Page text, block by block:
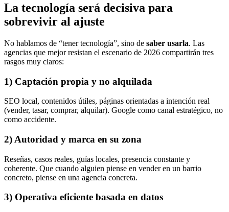
La tecnología será decisiva para
sobrevivir al ajuste
No hablamos de “tener tecnología”, sino de saber usarla. Las
agencias que mejor resistan el escenario de 2026 compartirán tres
rasgos muy claros:
1) Captación propia y no alquilada
SEO local, contenidos útiles, páginas orientadas a intención real
(vender, tasar, comprar, alquilar). Google como canal estratégico, no
como accidente.
2) Autoridad y marca en su zona
Reseñas, casos reales, guías locales, presencia constante y
coherente. Que cuando alguien piense en vender en un barrio
concreto, piense en una agencia concreta.
3) Operativa eficiente basada en datos